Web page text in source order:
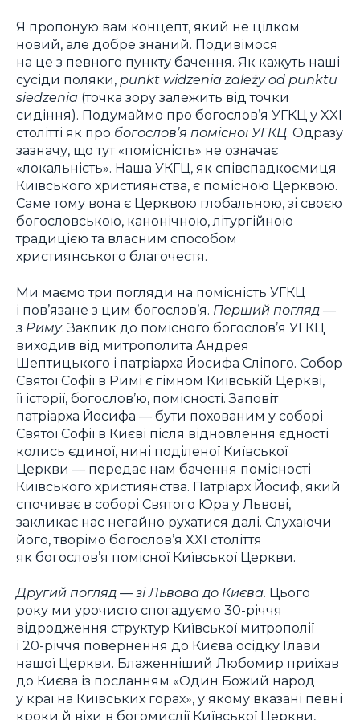
Я пропоную вам концепт, який не цілком
новий, але добре знаний. Подивімося
на це з певного пункту бачення. Як кажуть наші
сусіди поляки, рunkt widzenia zależy od punktu
siedzenia (точка зору залежить від точки
сидіння). Подумаймо про богослов’я УГКЦ у XXI
столітті як про богослов’я помісної УГКЦ. Одразу
зазначу, що тут «помісність» не означає
«локальність». Наша УКГЦ, як співспадкоємиця
Київського християнства, є помісною Церквою.
Саме тому вона є Церквою глобальною, зі своєю
богословською, канонічною, літургійною
традицією та власним способом
християнського благочестя.
Ми маємо три погляди на помісність УГКЦ
і пов’язане з цим богослов’я. Перший погляд —
з Риму. Заклик до помісного богослов’я УГКЦ
виходив від митрополита Андрея
Шептицького і патріарха Йосифа Сліпого. Собор
Святої Софії в Римі є гімном Київській Церкві,
її історії, богослов’ю, помісності. Заповіт
патріарха Йосифа — бути похованим у соборі
Святої Софії в Києві після відновлення єдності
колись єдиної, нині поділеної Київської
Церкви — передає нам бачення помісності
Київського християнства. Патріарх Йосиф, який
спочиває в соборі Святого Юра у Львові,
закликає нас негайно рухатися далі. Слухаючи
його, творімо богослов’я XXI століття
як богослов’я помісної Київської Церкви.
Другий погляд — зі Львова до Києва. Цього
року ми урочисто спогадуємо 30-річчя
відродження структур Київської митрополії
і 20-річчя повернення до Києва осідку Глави
нашої Церкви. Блаженніший Любомир приїхав
до Києва із посланням «Один Божий народ
у краї на Київських горах», у якому вказані певні
кроки й віхи в богомислії Київської Церкви,